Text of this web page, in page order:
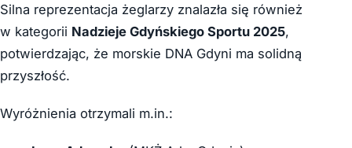
Silna reprezentacja żeglarzy znalazła się również
w kategorii Nadzieje Gdyńskiego Sportu 2025,
potwierdzając, że morskie DNA Gdyni ma solidną
przyszłość.
Wyróżnienia otrzymali m.in.: